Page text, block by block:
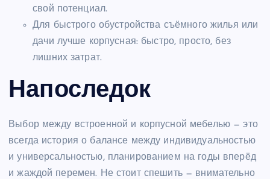
свой потенциал.
Для быстрого обустройства съёмного жилья или
дачи лучше корпусная: быстро, просто, без
лишних затрат.
Напоследок
Выбор между встроенной и корпусной мебелью — это
всегда история о балансе между индивидуальностью
и универсальностью, планированием на годы вперёд
и жаждой перемен. Не стоит спешить — внимательно